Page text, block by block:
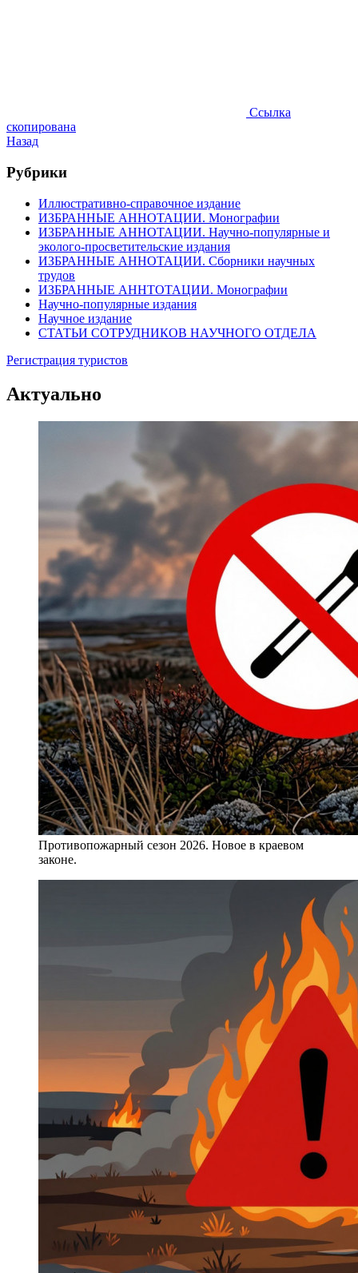
Ссылка
скопирована
Назад
Рубрики
Иллюстративно-справочное издание
ИЗБРАННЫЕ АННОТАЦИИ. Монографии
ИЗБРАННЫЕ АННОТАЦИИ. Научно-популярные и
эколого-просветительские издания
ИЗБРАННЫЕ АННОТАЦИИ. Сборники научных
трудов
ИЗБРАННЫЕ АННТОТАЦИИ. Монографии
Научно-популярные издания
Научное издание
СТАТЬИ СОТРУДНИКОВ НАУЧНОГО ОТДЕЛА
Регистрация туристов
Актуально
Противопожарный сезон 2026. Новое в краевом
законе.